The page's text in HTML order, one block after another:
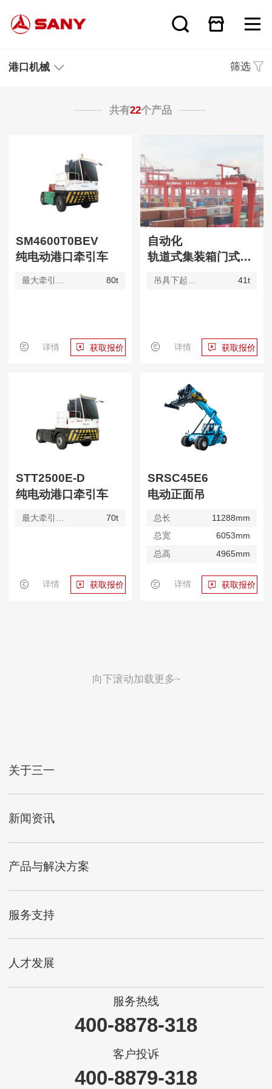
港口机械 筛选
共有22个产品
SM4600T0BEV
纯电动港口牵引车
80t
详情 获取报价
自动化
轨道式集装箱门式起重机
41t
详情 获取报价
STT2500E-D
纯电动港口牵引车
70t
详情 获取报价
SRSC45E6
电动正面吊
总长
11288mm
总宽
6053mm
总高
4965mm
详情 获取报价
向下滚动加载更多~
关于三一
新闻资讯
产品与解决方案
服务支持
人才发展
服务热线
400-8878-318
客户投诉
400-8879-318